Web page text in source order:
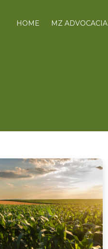
HOME MZ ADVOCACIA